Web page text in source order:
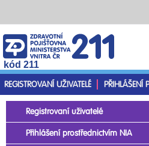
kód 211
REGISTROVANÍ UŽIVATELÉ
PŘIHLÁŠENÍ
Registrovaní uživatelé
Přihlášení prostřednictvím NIA